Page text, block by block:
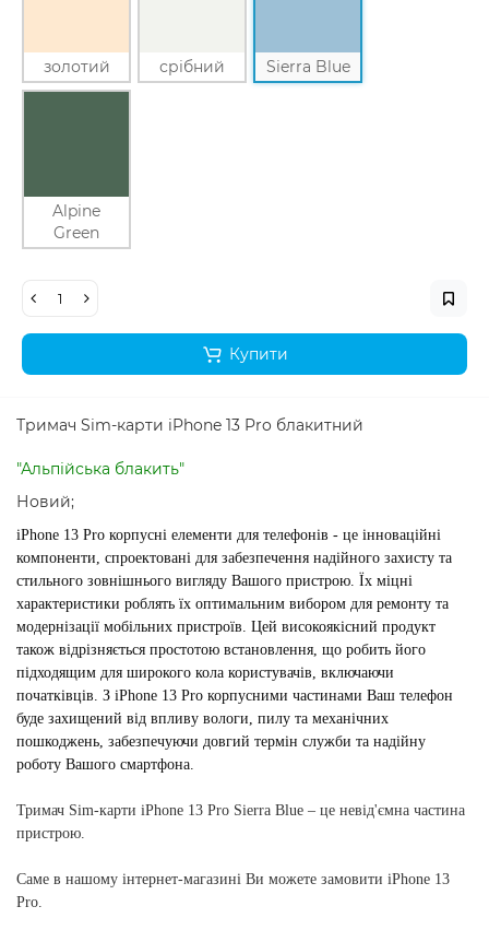
золотий срібний Sierra Blue
Alpine
Green
Купити
Тримач Sim-карти iPhone 13 Pro блакитний
"Альпійська блакить"
Новий;
iPhone 13 Pro корпусні елементи для телефонів - це інноваційні
компоненти, спроектовані для забезпечення надійного захисту та
стильного зовнішнього вигляду Вашого пристрою. Їх міцні
характеристики роблять їх оптимальним вибором для ремонту та
модернізації мобільних пристроїв. Цей високоякісний продукт
також відрізняється простотою встановлення, що робить його
підходящим для широкого кола користувачів, включаючи
початківців. З iPhone 13 Pro корпусними частинами Ваш телефон
буде захищений від впливу вологи, пилу та механічних
пошкоджень, забезпечуючи довгий термін служби та надійну
роботу Вашого смартфона.
Тримач Sim-карти iPhone 13 Pro Sierra Blue – це невід'ємна частина
пристрою.
Саме в нашому інтернет-магазині Ви можете замовити iPhone 13
Pro.